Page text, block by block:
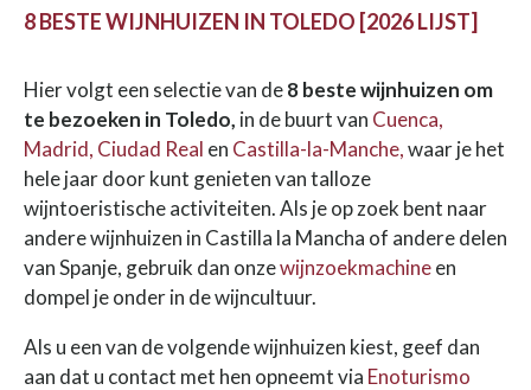
8 BESTE WIJNHUIZEN IN TOLEDO [2026 LIJST]
Hier volgt een selectie van de8 beste wijnhuizen om
te bezoeken in Toledo, in de buurt van Cuenca,
Madrid, Ciudad Real en Castilla-la-Manche,waar je het
hele jaar door kunt genieten van talloze
wijntoeristische activiteiten. Als je op zoek bent naar
andere wijnhuizen in Castilla la Mancha of andere delen
van Spanje, gebruik dan onzewijnzoekmachineen
dompel je onder in de wijncultuur.
Als u een van de volgende wijnhuizen kiest, geef dan
aan dat u contact met hen opneemt via Enoturismo